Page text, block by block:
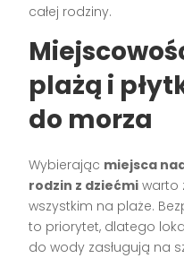
całej rodziny.
plażą i
do morza
Wybierając miejsca
rodzin z dziećmi warto
wszystkim na plaże.
to priorytet, dlatego
do wody zasługują na